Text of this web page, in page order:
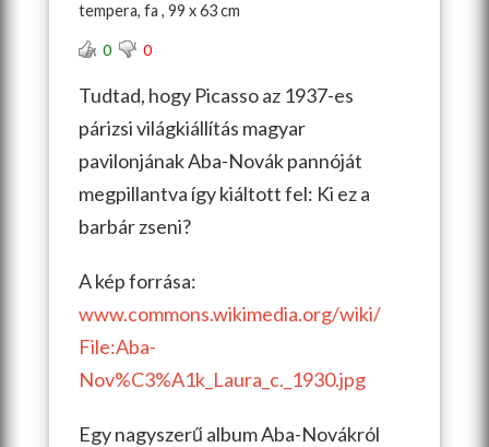
tempera, fa , 99 x 63 cm
0 0
Tudtad, hogy Picasso az 1937-es
párizsi világkiállítás magyar
pavilonjának Aba-Novák pannóját
megpillantva így kiáltott fel: Ki ez a
barbár zseni?
A kép forrása:
www.commons.wikimedia.org/wiki/
File:Aba-
Nov%C3%A1k_Laura_c._1930.jpg
Egy nagyszerű album Aba-Novákról